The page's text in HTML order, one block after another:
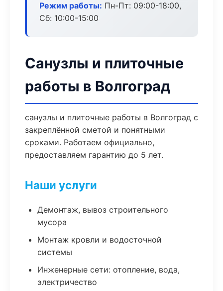
Режим работы: Пн-Пт: 09:00-18:00,
Сб: 10:00-15:00
Санузлы и плиточные
работы в Волгоград
санузлы и плиточные работы в Волгоград с
закреплённой сметой и понятными
сроками. Работаем официально,
предоставляем гарантию до 5 лет.
Наши услуги
Демонтаж, вывоз строительного
мусора
Монтаж кровли и водосточной
системы
Инженерные сети: отопление, вода,
электричество